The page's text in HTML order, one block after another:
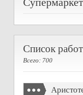
Список
Всего: 700